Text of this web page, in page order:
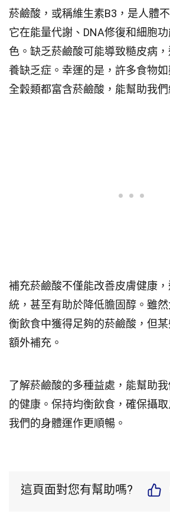
菸鹼酸，或稱維生素B3，是人體
它在能量代謝、DNA修復和細胞
色。缺乏菸鹼酸可能導致糙皮病
養缺乏症。幸運的是，許多食物
全穀類都富含菸鹼酸，能幫助我們
補充菸鹼酸不僅能改善皮膚健康
統，甚至有助於降低膽固醇。雖
衡飲食中獲得足夠的菸鹼酸，但
額外補充。
了解菸鹼酸的多種益處，能幫助
的健康。保持均衡飲食，確保攝
我們的身體運作更順暢。
這頁面對您有幫助嗎?